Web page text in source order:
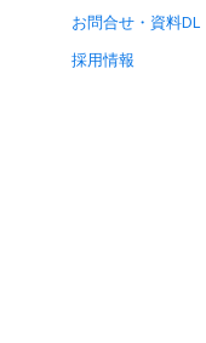
お問合せ・資料DL
採用情報